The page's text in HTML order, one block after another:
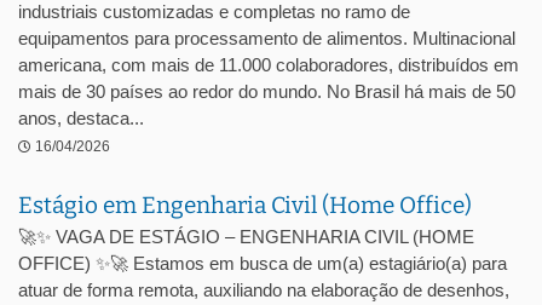
industriais customizadas e completas no ramo de
equipamentos para processamento de alimentos. Multinacional
americana, com mais de 11.000 colaboradores, distribuídos em
mais de 30 países ao redor do mundo. No Brasil há mais de 50
anos, destaca...
16/04/2026
Estágio em Engenharia Civil (Home Office)
🚀✨ VAGA DE ESTÁGIO – ENGENHARIA CIVIL (HOME
OFFICE) ✨🚀 Estamos em busca de um(a) estagiário(a) para
atuar de forma remota, auxiliando na elaboração de desenhos,